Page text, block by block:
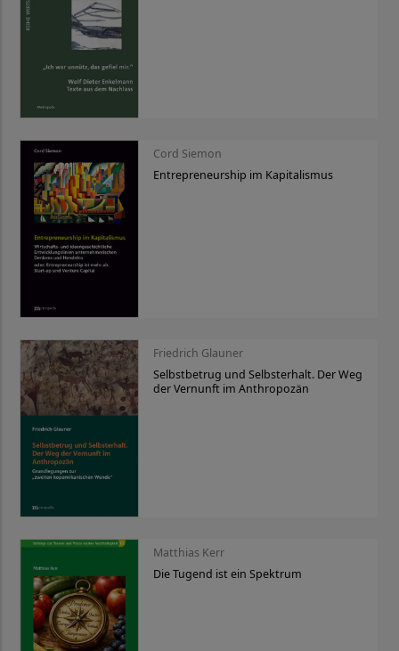
Cord Siemon
Entrepreneurship im Kapitalismus
Friedrich Glauner
Selbstbetrug und Selbsterhalt. Der Weg
der Vernunft im Anthropozän
Matthias Kerr
Die Tugend ist ein Spektrum